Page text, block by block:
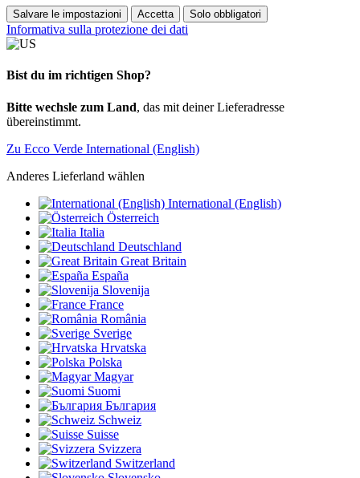
Salvare le impostazioni Accetta Solo obbligatori
Informativa sulla protezione dei dati
Bist du im richtigen Shop?
Bitte wechsle zum Land, das mit deiner Lieferadresse
übereinstimmt.
Zu Ecco Verde International (English)
Anderes Lieferland wählen
International (English)
Österreich
Italia
Deutschland
Great Britain
España
Slovenija
France
România
Sverige
Hrvatska
Polska
Magyar
Suomi
България
Schweiz
Suisse
Svizzera
Switzerland